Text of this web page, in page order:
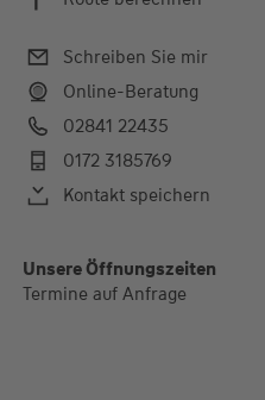
Schreiben Sie mir
Online-Beratung
02841 22435
0172 3185769
Kontakt speichern
Unsere Öffnungszeiten
Termine auf Anfrage